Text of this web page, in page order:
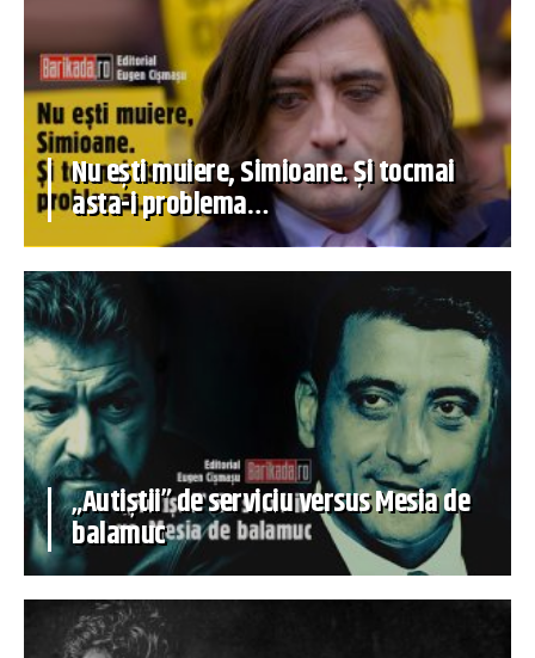
Nu ești muiere, Simioane. Și tocmai
asta-i problema…
„Autiștii” de serviciu versus Mesia de
balamuc